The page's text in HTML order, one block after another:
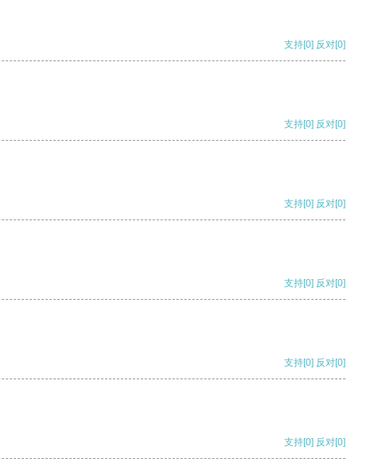
支持[0] 反对[0]
支持[0] 反对[0]
支持[0] 反对[0]
支持[0] 反对[0]
支持[0] 反对[0]
支持[0] 反对[0]